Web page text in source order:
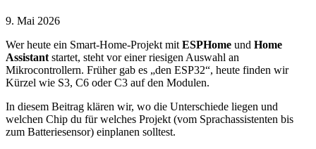
9. Mai 2026
Wer heute ein Smart-Home-Projekt mit ESPHome und Home
Assistant startet, steht vor einer riesigen Auswahl an
Mikrocontrollern. Früher gab es „den ESP32“, heute finden wir
Kürzel wie S3, C6 oder C3 auf den Modulen.
In diesem Beitrag klären wir, wo die Unterschiede liegen und
welchen Chip du für welches Projekt (vom Sprachassistenten bis
zum Batteriesensor) einplanen solltest.